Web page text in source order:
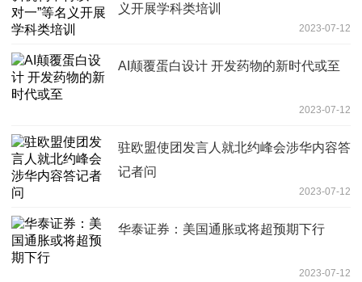
义开展学科类培训
2023-07-12
AI颠覆蛋白设计 开发药物的新时代或至
2023-07-12
驻欧盟使团发言人就北约峰会涉华内容答
记者问
2023-07-12
华泰证券：美国通胀或将超预期下行
2023-07-12